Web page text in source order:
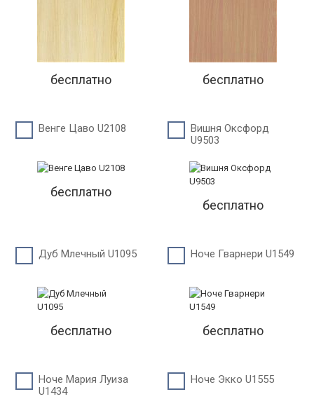
бесплатно бесплатно
Венге Цаво U2108
бесплатно
Вишня Оксфорд
U9503
бесплатно
Дуб Млечный U1095
бесплатно
Ноче Гварнери U1549
бесплатно
Ноче Мария Луиза
U1434
Ноче Экко U1555